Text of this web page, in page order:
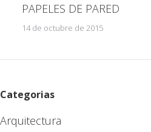
PAPELES DE PARED
14 de octubre de 2015
Categorias
Arquitectura